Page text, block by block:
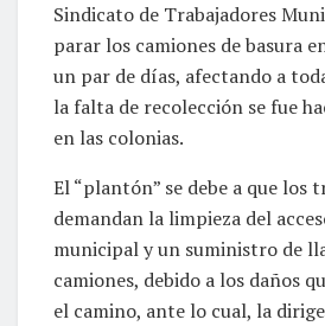
Sindicato de Trabajadores
parar los camiones de basura
un par de días, afectando a
la falta de recolección se fue
en las colonias.
El “plantón” se debe a que los
demandan la limpieza del
municipal y un suministro de
camiones, debido a los daños
el camino, ante lo cual, la